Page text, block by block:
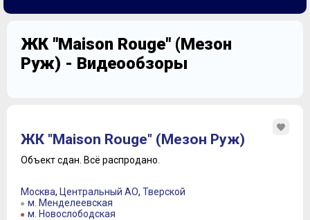
ЖК "Maison Rouge" (Мезон
Руж) - Видеообзоры
ЖК "Maison Rouge" (Мезон Руж)
Объект сдан. Всё распродано.
Москва, Центральный АО, Тверской
м. Менделеевская
м. Новослободская